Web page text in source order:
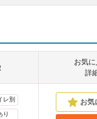
お気に
詳
レ別
り